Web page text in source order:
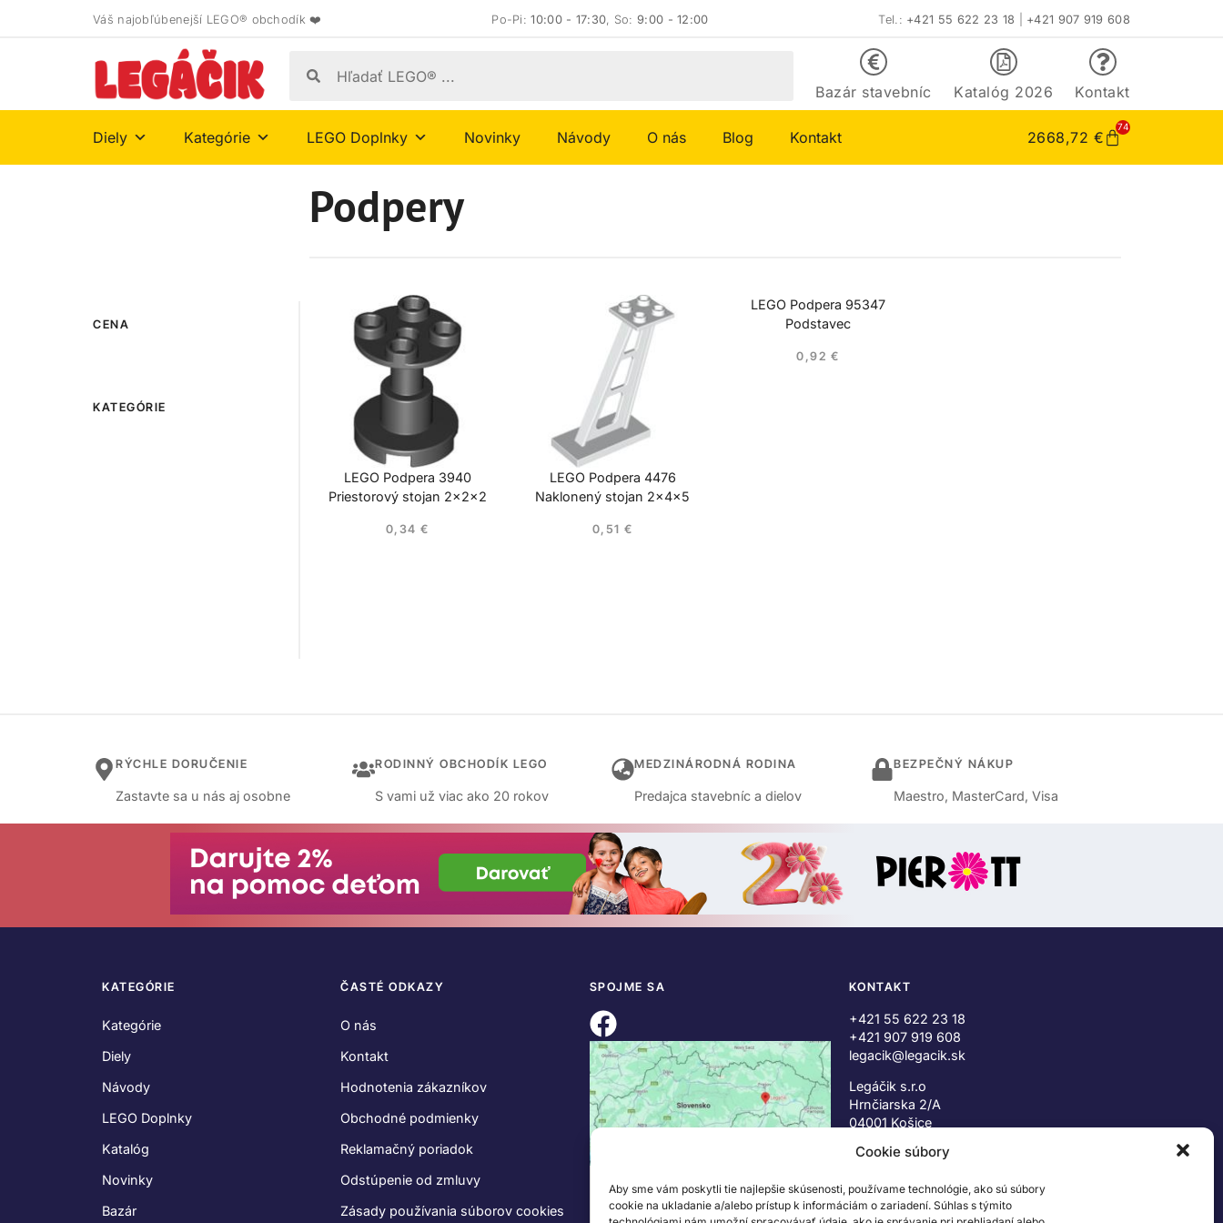
Cookie súbory
Aby sme vám poskytli tie najlepšie skúsenosti, používame technológie, ako sú súbory
cookie na ukladanie a/alebo prístup k informáciám o zariadení. Súhlas s týmito
Váš najobľúbenejší LEGO® obchodík ❤️ Po-Pi:10:00 - 17:30, So:9:00 - 12:00 Tel.: +421 55 622 23 18 +421 907 919 608
Bazár stavebníc Katalóg 2026 Kontakt
Diely Kategórie LEGO Doplnky Novinky Návody O nás Blog Kontakt 2668,72 €
74
CENA
KATEGÓRIE
Podpery
LEGO Podpera 3940
Priestorový stojan 2x2x2
0,34€
LEGO Podpera 4476
Naklonený stojan 2x4x5
0,51€
LEGO Podpera 95347
Podstavec
0,92 €
RÝCHLE DORUČENIE
Zastavte sa u nás aj osobne
RODINNÝ OBCHODÍK LEGO
S vami už viac ako 20 rokov
MEDZINÁRODNÁ RODINA
Predajca stavebníc a dielov
BEZPEČNÝ NÁKUP
Maestro, MasterCard, Visa
KATEGÓRIE
Kategórie
Diely
Návody
LEGO Doplnky
Katalóg
Novinky
Bazár
ČASTÉ ODKAZY
O nás
Kontakt
Hodnotenia zákazníkov
Obchodné podmienky
Reklamačný poriadok
Odstúpenie od zmluvy
Zásady používania súborov cookies
SPOJME SA KONTAKT
+421 55 622 23 18
+421 907 919 608
legacik@legacik.sk
Legáčik s.r.o
Hrnčiarska 2/A
04001 Košice
IČ DPH: SK2023978330